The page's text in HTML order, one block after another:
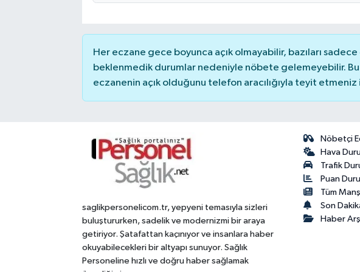
Her eczane gece boyunca açık olmayabilir, bazıları
beklenmedik durumlar nedeniyle nöbete gelemeyebilir.
eczanenin açık olduğunu telefon aracılığıyla teyit etmeniz
saglikpersonelicom.tr, yepyeni temasıyla sizleri
buluştururken, sadelik ve modernizmi bir araya
getiriyor. Şatafattan kaçınıyor ve insanlara haber
okuyabilecekleri bir altyapı sunuyor. Sağlık
Personeline hızlı ve doğru haber sağlamak
Nöbetçi
Hava
Trafik
Puan
Tüm
Son
Haber